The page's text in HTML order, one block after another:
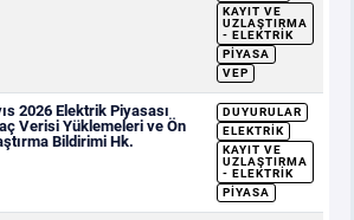
KAYIT VE
UZLAŞTIRMA
- ELEKTRIK
PIYASA
VEP
2026 Elektrik Piyasası
Verisi Yüklemeleri ve Ön
Bildirimi Hk.
DUYURULAR
ELEKTRIK
KAYIT VE
UZLAŞTIRMA
- ELEKTRIK
PIYASA